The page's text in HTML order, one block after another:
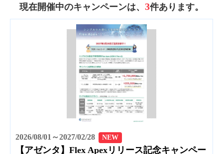
現在開催中のキャンペーンは、 3件あります。
2026/08/01～2027/02/28 NEW
【アゼンタ】Flex Apexリリース記念キャンペー